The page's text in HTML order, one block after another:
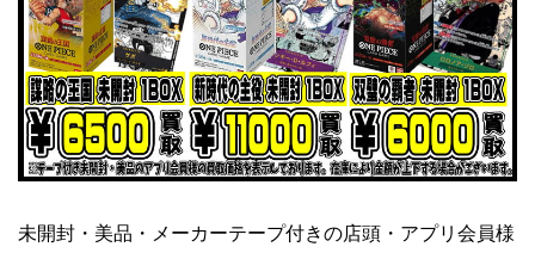
未開封・美品・メーカーテープ付きの店頭・アプリ会員様